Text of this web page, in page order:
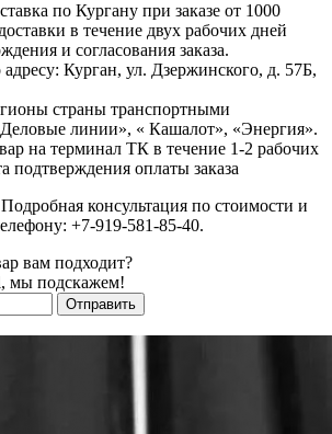
по Кургану при заказе от 1000
в течение двух рабочих дней
и согласования заказа.
Курган, ул. Дзержинского, д. 57Б,
страны транспортными
линии», « Кашалот», «Энергия».
на терминал ТК в течение 1-2 рабочих
подтверждения оплаты заказа
консультация по стоимости и
+7-919-581-85-40.
вам подходит?
мы подскажем!